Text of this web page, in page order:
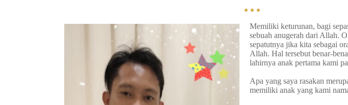
Memiliki keturunan, bagi
sebuah anugerah dari Allah.
sepatutnya jika kita sebagai
Allah. Hal tersebut benar-
lahirnya anak pertama kami
Apa yang saya rasakan
memiliki anak yang kami